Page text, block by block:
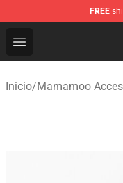
FREE
Open menu
Mamamoo Store
Inicio/Mamamoo